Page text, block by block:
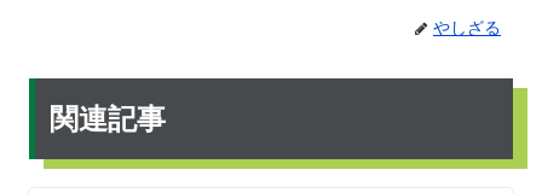
やしざる
関連記事